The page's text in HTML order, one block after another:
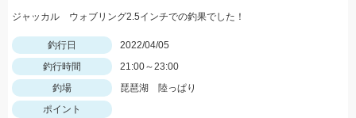
ジャッカル ウォブリング2.5インチでの釣果でした！
釣行日
2022/04/05
釣行時間
21:00～23:00
釣場
琵琶湖 陸っぱり
ポイント